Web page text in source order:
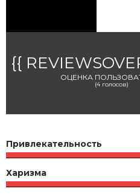
{{
ОЦЕНКА
(4голосов)
Привлекательность
Харизма